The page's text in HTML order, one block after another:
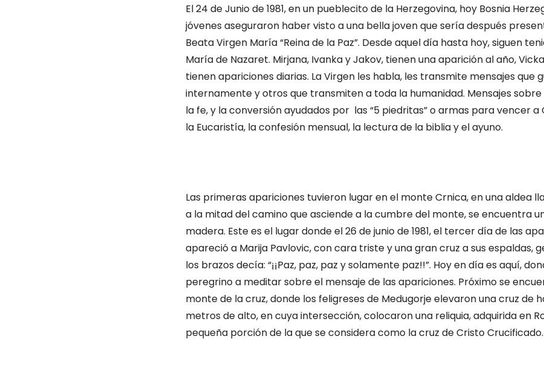
El 24 de Junio de 1981, en un pueblecito de la Herzegovina, hoy Bosnia
jóvenes aseguraron haber visto a una bella joven que sería después
Beata Virgen María “Reina de la Paz”. Desde aquel día hasta hoy, siguen
María de Nazaret. Mirjana, Ivanka y Jakov, tienen una aparición al año,
tienen apariciones diarias. La Virgen les habla, les transmite mensajes que
internamente y otros que transmiten a toda la humanidad. Mensajes
la fe, y la conversión ayudados por las “5 piedritas” o armas para vencer a
la Eucaristía, la confesión mensual, la lectura de la biblia y el ayuno.
Las primeras apariciones tuvieron lugar en el monte Crnica, en una aldea
a la mitad del camino que asciende a la cumbre del monte, se encuentra
madera. Este es el lugar donde el 26 de junio de 1981, el tercer día de las
apareció a Marija Pavlovic, con cara triste y una gran cruz a sus espaldas,
los brazos decía: “¡¡Paz, paz, paz y solamente paz!!”. Hoy en día es aquí,
peregrino a meditar sobre el mensaje de las apariciones. Próximo se
monte de la cruz, donde los feligreses de Medugorje elevaron una cruz de
metros de alto, en cuya intersección, colocaron una reliquia, adquirida en
pequeña porción de la que se considera como la cruz de Cristo Crucificado.